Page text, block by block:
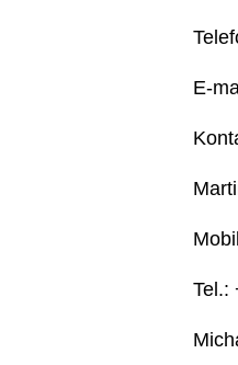
E-
Tel.: